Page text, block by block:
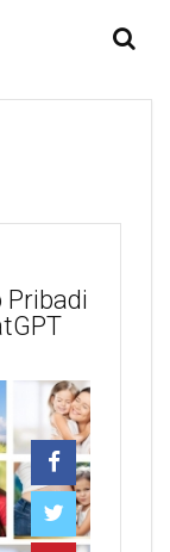
Pribadi